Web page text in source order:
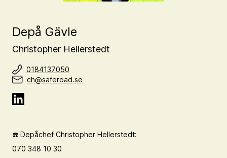
Depå Gävle
Christopher Hellerstedt
0184137050
ch@saferoad.se
☎️ Depåchef Christopher Hellerstedt:
070 348 10 30